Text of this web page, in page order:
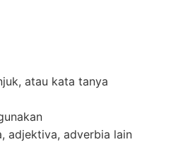
atau kata tanya
adjektiva, adverbia lain